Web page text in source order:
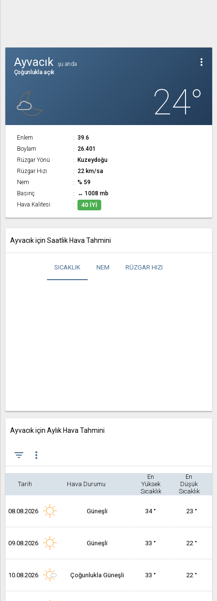
more_vert
Ayvacık
şu anda
Çoğunlukla açık
24°
Enlem
39.6
Boylam
26.401
Rüzgar Yönü
Kuzeydoğu
Rüzgar Hızı
22 km/sa
Nem
% 59
Basınç
↔ 1008 mb
Hava Kalitesi
40 İYI
Ayvacık için Saatlik Hava Tahmini
SICAKLIK NEM RÜZGAR HIZI
Ayvacık için Aylık Hava Tahmini
filter_list more_vert
Tarih Hava Durumu
En
Yüksek
Sıcaklık
En
Düşük
Sıcaklık
08.08.2026 Güneşli 34 ° 23 °
09.08.2026 Güneşli 33 ° 22 °
10.08.2026 Çoğunlukla Güneşli 33 ° 22 °